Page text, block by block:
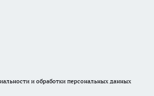
и обработки персональных данных